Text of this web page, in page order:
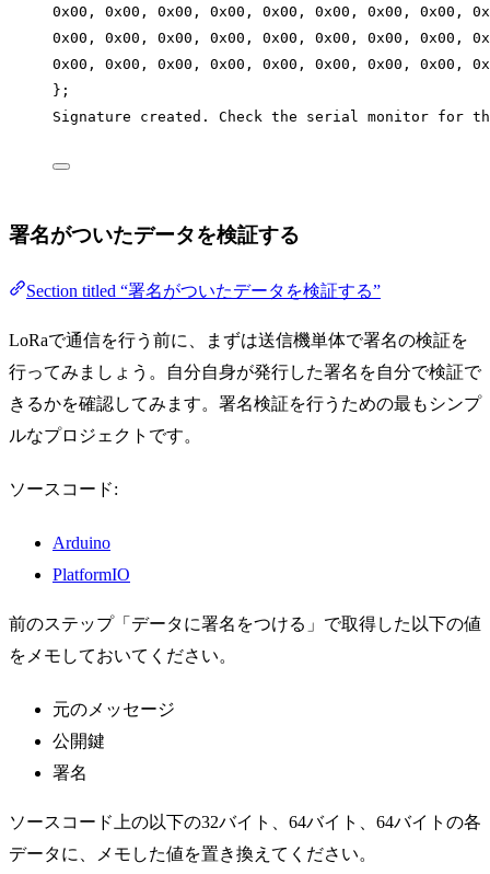
0x00, 0x00, 0x00, 0x00, 0x00, 0x00, 0x00, 0x00,
0x00, 0x00, 0x00, 0x00, 0x00, 0x00, 0x00, 0x00,
0x00, 0x00, 0x00, 0x00, 0x00, 0x00, 0x00, 0x00,
};
Signature created. Check the serial monitor for
署名がついたデータを検証する
Section titled “署名がついたデータを検証する”
LoRaで通信を行う前に、まずは送信機単体で署名の検証を
行ってみましょう。自分自身が発行した署名を自分で検証で
きるかを確認してみます。署名検証を行うための最もシンプ
ルなプロジェクトです。
ソースコード:
Arduino
PlatformIO
前のステップ「データに署名をつける」で取得した以下の値
をメモしておいてください。
元のメッセージ
公開鍵
署名
ソースコード上の以下の32バイト、64バイト、64バイトの各
データに、メモした値を置き換えてください。